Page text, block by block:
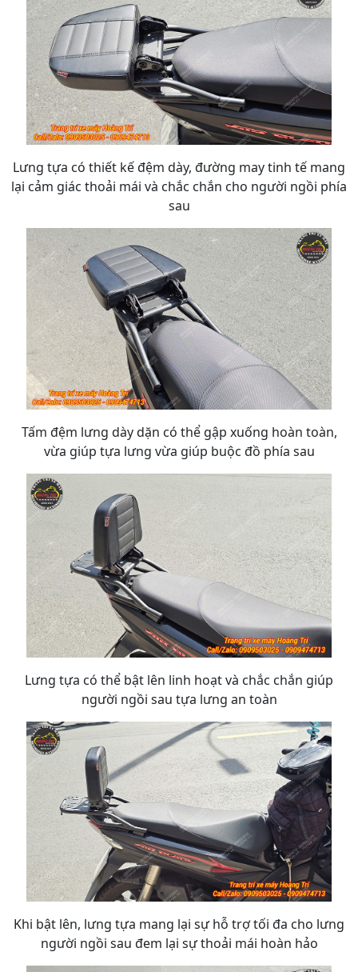
Lưng tựa có thiết kế đệm dày, đường may tinh tế mang
lại cảm giác thoải mái và chắc chắn cho người ngồi phía
sau
Tấm đệm lưng dày dặn có thể gập xuống hoàn toàn,
vừa giúp tựa lưng vừa giúp buộc đồ phía sau
Lưng tựa có thể bật lên linh hoạt và chắc chắn giúp
người ngồi sau tựa lưng an toàn
Khi bật lên, lưng tựa mang lại sự hỗ trợ tối đa cho lưng
người ngồi sau đem lại sự thoải mái hoàn hảo